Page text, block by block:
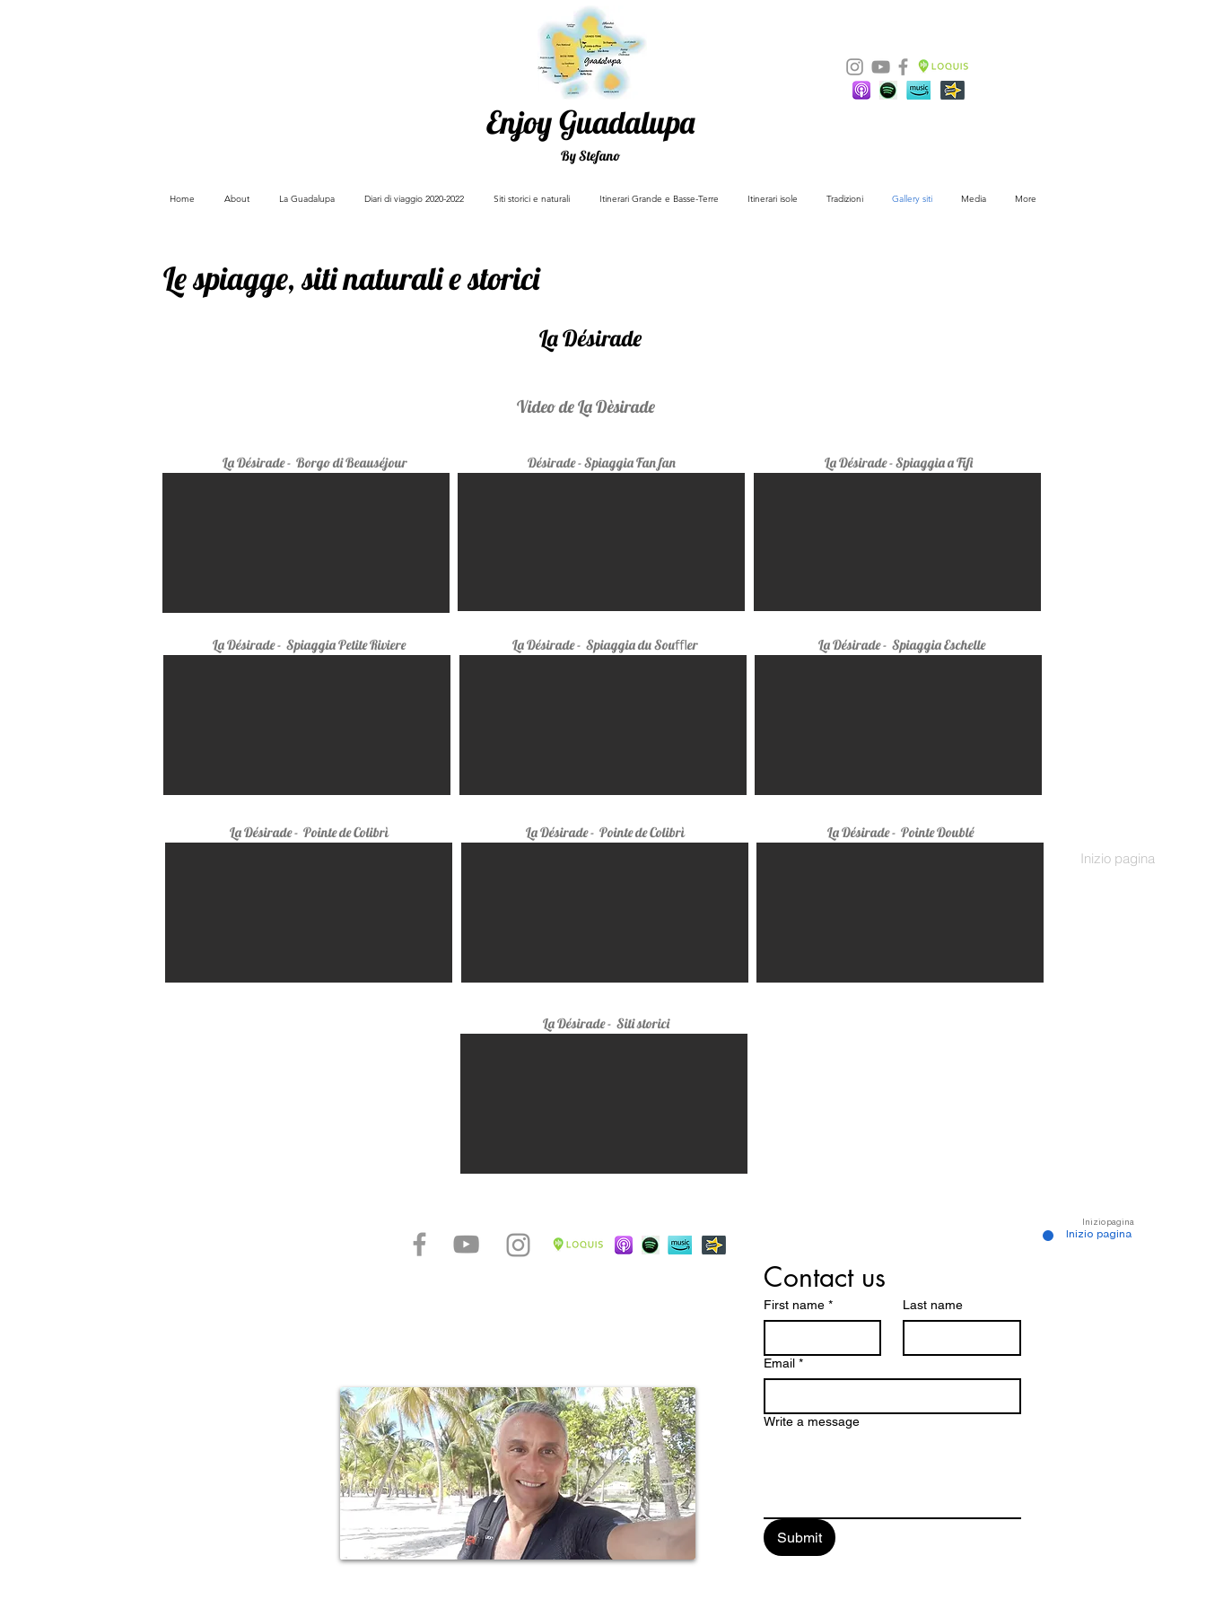
Enjoy Guadalupa
By Stefano
Home About La Guadalupa Diari di viaggio 2020-2022 Siti storici e naturali Itinerari Grande e Basse-Terre Itinerari isole Tradizioni Gallery siti Media More
Inizio pagina
Le spiagge, siti naturali e storici
La Désirade
Video de La Dèsirade
La Désirade- Borgo di Beauséjour
La Désirade- Spiaggia Petite Riviere
Désirade - Spiaggia Fan fan
La Désirade- Spiaggia du Souﬄer
La Désirade- Spiaggia a Fifi
La Désirade- Spiaggia Eschelle
La Désirade- Pointe de Colibrì La Désirade- Pointe de Colibrì La Désirade- Pointe Doublé
La Désirade- Siti storici
Inizio pagina
Contact us
First name * Last name
Email *
Write a message
Submit
Inizio pagina